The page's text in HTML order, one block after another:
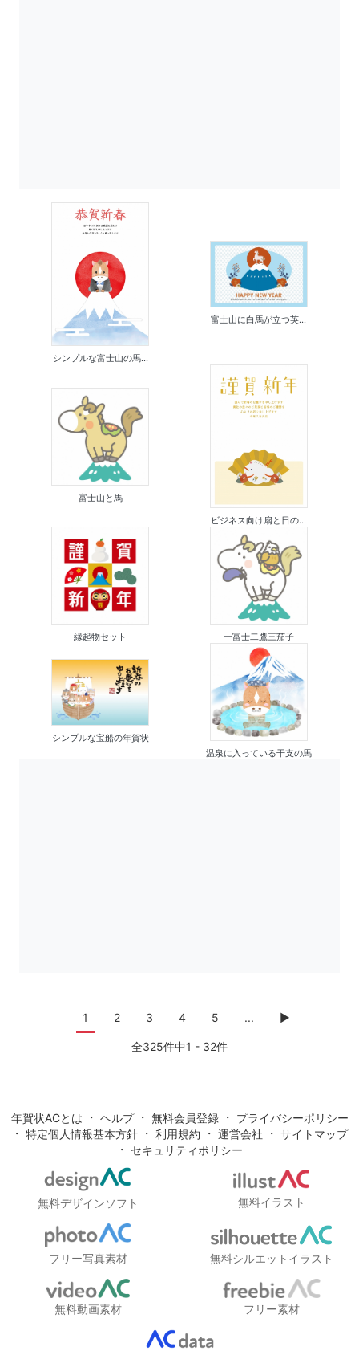
シンプルな富士山の馬...
富士山に白馬が立つ英...
富士山と馬
ビジネス向け扇と日の...
縁起物セット 一富士二鷹三茄子
シンプルな宝船の年賀状
温泉に入っている干支の馬
1 2 3 4 5 ... ▶
全325件中1 - 32件
年賀状ACとは ・ ヘルプ・ 無料会員登録・ プライバシーポリシー
・ 特定個人情報基本方針 ・ 利用規約 ・ 運営会社 ・ サイトマップ
・ セキュリティポリシー
無料デザインソフト 無料イラスト
フリー写真素材 無料シルエットイラスト
無料動画素材 フリー素材